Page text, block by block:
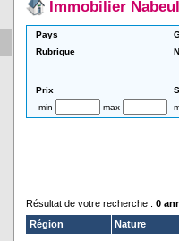
Immobilier Nabeul
Pays
Rubrique
Prix
min
max
Résultat de votre recherche : 0
Région
Nature